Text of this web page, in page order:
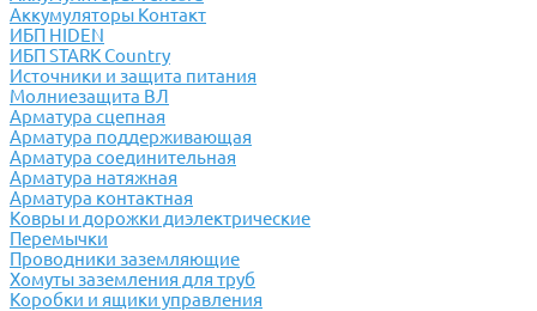
Аккумуляторы Контакт
ИБП HIDEN
ИБП STARK Country
Источники и защита питания
Молниезащита ВЛ
Арматура сцепная
Арматура поддерживающая
Арматура соединительная
Арматура натяжная
Арматура контактная
Ковры и дорожки диэлектрические
Перемычки
Проводники заземляющие
Хомуты заземления для труб
Коробки и ящики управления